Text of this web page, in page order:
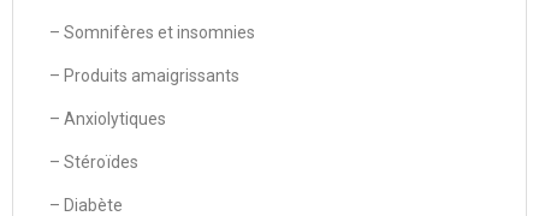
– Somnifères et insomnies
– Produits amaigrissants
– Anxiolytiques
– Stéroïdes
– Diabète